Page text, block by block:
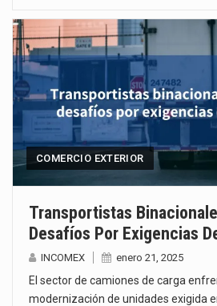
COMERCIO EXTERIOR
Transportistas
Desafíos Por Exigencias
INCOMEX enero 21, 2025
El sector de camiones de carga
modernización de unidades exigida